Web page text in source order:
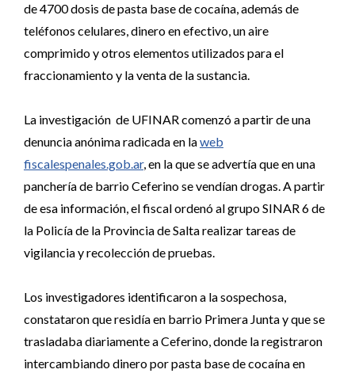
de 4700 dosis de pasta base de cocaína, además de
teléfonos celulares, dinero en efectivo, un aire
comprimido y otros elementos utilizados para el
fraccionamiento y la venta de la sustancia.
La investigación de UFINAR comenzó a partir de una
denuncia anónima radicada en laweb
fiscalespenales.gob.ar, en la que se advertía que en una
panchería de barrio Ceferino se vendían drogas. A partir
de esa información, el fiscal ordenó al grupo SINAR 6 de
la Policía de la Provincia de Salta realizar tareas de
vigilancia y recolección de pruebas.
Los investigadores identificaron a la sospechosa,
constataron que residía en barrio Primera Junta y que se
trasladaba diariamente a Ceferino, donde la registraron
intercambiando dinero por pasta base de cocaína en